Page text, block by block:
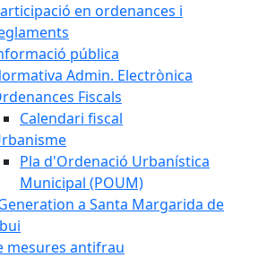
en ordenances i
pública
Admin. Electrònica
Fiscals
Calendari fiscal
Pla d'Ordenació Urbanística
Municipal (POUM)
a Santa Margarida de
mesures antifrau